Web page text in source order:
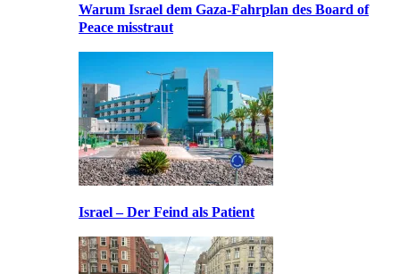
Warum Israel dem Gaza-Fahrplan des Board of
Peace misstraut
Israel – Der Feind als Patient